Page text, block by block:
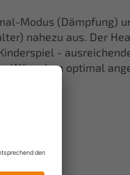
Modus (Dämpfung)
nahezu aus. Der
-
Wünschen optimal